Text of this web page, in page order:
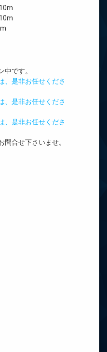
中です。
、是非お任せくださ
、是非お任せくださ
、是非お任せくださ
合せ下さいませ。